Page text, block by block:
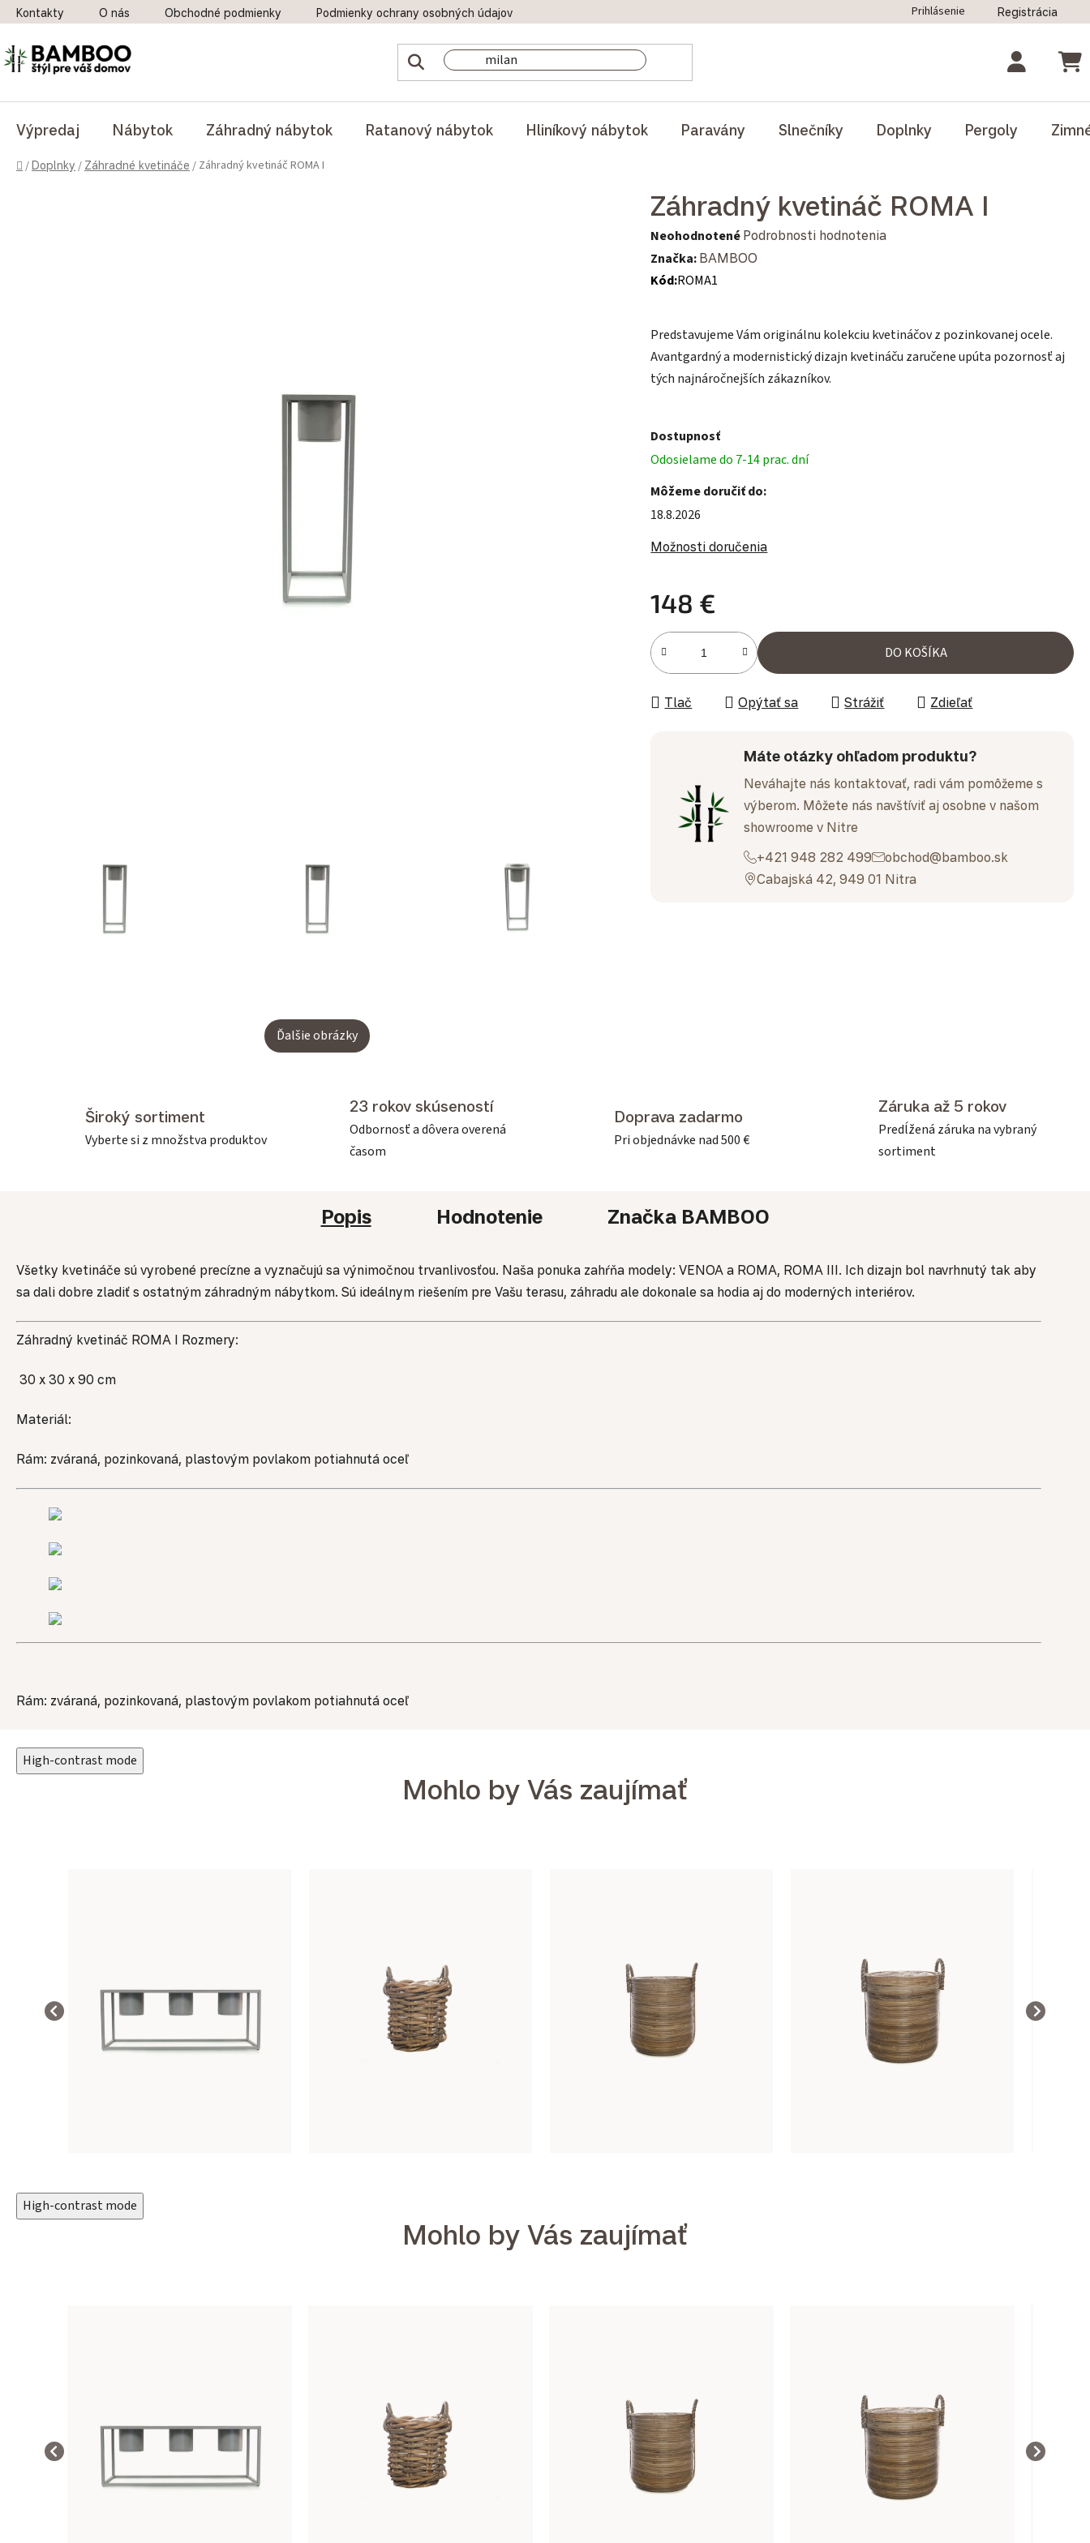
Prejsť na obsah
Kontakty O nás Obchodné podmienky Podmienky ochrany osobných údajov Odstúpenie od zmluvy
Prihlásenie Registrácia
Výpredaj Nábytok Záhradný nábytok Ratanový nábytok Hliníkový nábytok Paravány Slnečníky Doplnky Pergoly
Domov
/Doplnky / Záhradné kvetináče / Záhradný kvetináč ROMA I
Záhradný kvetináč ROMA I
Priemerné hodnotenie produktu je 0,0 z 5 hviezdičiek.
Neohodnotené Podrobnosti hodnotenia
Značka: BAMBOO
Kód:ROMA1
Predstavujeme Vám originálnu kolekciu kvetináčov z pozinkovanej ocele.
Avantgardný a modernistický dizajn kvetináču zaručene upúta pozornosť aj
tých najnáročnejších zákazníkov.
Dostupnosť
Odosielame do 7-14 prac. dní
Môžeme doručiť do:
18.8.2026
Možnosti doručenia
148 €
Jednotková cena:
DO KOŠÍKA
Tlač Opýtať sa Strážiť Zdieľať
Máte otázky ohľadom produktu?
Neváhajte nás kontaktovať, radi vám pomôžeme s
výberom. Môžete nás navštíviť aj osobne v našom
showroome v Nitre
+421 948 282 499
obchod@bamboo.sk
Cabajská 42, 949 01 Nitra
Ďalšie obrázky
Široký sortiment
Vyberte si z množstva produktov
23 rokov skúseností
Odbornosť a dôvera overená
časom
Doprava zadarmo
Pri objednávke nad 500 €
Záruka až 5 rokov
Predĺžená záruka na vybraný
sortiment
Popis Hodnotenie ZnačkaBAMBOO
Všetky kvetináče sú vyrobené precízne a vyznačujú sa výnimočnou trvanlivosťou. Naša ponuka zahŕňa modely: VENOA a ROMA, ROMA III. Ich dizajn bol navrhnutý tak aby
sa dali dobre zladiť s ostatným záhradným nábytkom. Sú ideálnym riešením pre Vašu terasu, záhradu ale dokonale sa hodia aj do moderných interiérov.
Záhradný kvetináč ROMA I Rozmery:
30 x 30 x 90 cm
Materiál:
Rám: zváraná, pozinkovaná, plastovým povlakom potiahnutá oceľ
Rám: zváraná, pozinkovaná, plastovým povlakom potiahnutá oceľ
High-contrast mode
Mohlo by Vás zaujímať
High-contrast mode
Mohlo by Vás zaujímať